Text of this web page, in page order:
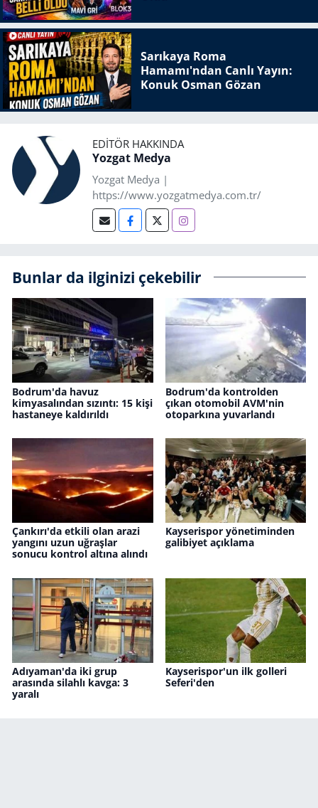
Sarıkaya Roma
Hamamı'ndan Canlı Yayın:
Konuk Osman Gözan
EDITÖR HAKKINDA
Yozgat Medya
Yozgat Medya |
https://www.yozgatmedya.com.tr/
Bunlar da ilginizi çekebilir
Bodrum'da havuz
kimyasalından sızıntı: 15 kişi
hastaneye kaldırıldı
Bodrum'da kontrolden
çıkan otomobil AVM'nin
otoparkına yuvarlandı
Çankırı'da etkili olan arazi
yangını uzun uğraşlar
sonucu kontrol altına alındı
Kayserispor yönetiminden
galibiyet açıklama
Adıyaman'da iki grup
arasında silahlı kavga: 3
yaralı
Kayserispor'un ilk golleri
Seferi'den